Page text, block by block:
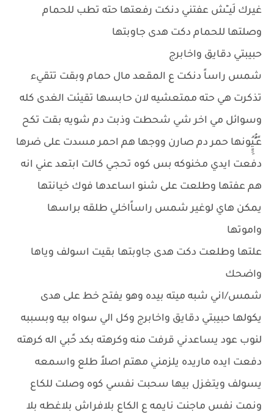
غيرك لَيــِْش عفتني دنكت رفعتها حته تطب للحمام
وصلتها للحمام دكت هدى جاوبتها
حبيبتي دقايق واخابرج
شمس راساً دنكت ع المقعد مال حمام وبقت تتقيء
تذكرت هي حته ممتعشيه لان حابسها تقيئت الغدى كله
وسوائل مي اخر شي شحطت وذبت دم شويه بقت تكح
عًـٍُُيُِِِِونها حمر دم صارن ووجها هم احمر مسدت على ضرها
دفعت ايدي مخنوكه بس كوه تحجي كالت ابتعد عني انه
هم عفتها وطلعت على شنو اساعدها فوك خيانتها
يمكن هاي لوغير شمس راساًاخلي طلقه براسها
واموتها
علتها وطلعت دكت هدى جاوبتها بقيت اسولف وياها
واضحك
شمس/اني شبه ميته بيده وهو يفتح خط على هدى
يكولها حبيبتي دقايق واخابرج وكل الي سواه بيه وبسببه
لنوب عود يساعدني قرفت منه وكرهته بكد حًبي اله كرهته
دفعت ايده ماريده يلزمني مهتم اصلاً طلع واسمعه
يسولف ويتغزل بيها سحبت نفسي كوه وصلت للكاع
ونمت نفس ماجنت نايمه ع الكاع بلافراش بلاغطه بلا